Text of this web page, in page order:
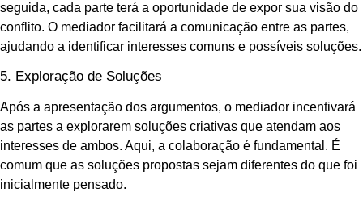
seguida, cada parte terá a oportunidade de expor sua visão do
conflito. O mediador facilitará a comunicação entre as partes,
ajudando a identificar interesses comuns e possíveis soluções.
5. Exploração de Soluções
Após a apresentação dos argumentos, o mediador incentivará
as partes a explorarem soluções criativas que atendam aos
interesses de ambos. Aqui, a colaboração é fundamental. É
comum que as soluções propostas sejam diferentes do que foi
inicialmente pensado.